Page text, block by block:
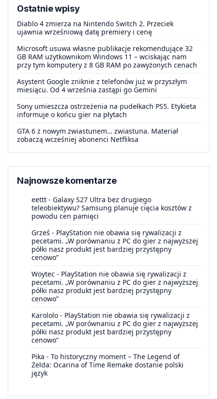
Ostatnie wpisy
Diablo 4 zmierza na Nintendo Switch 2. Przeciek
ujawnia wrześniową datę premiery i cenę
Microsoft usuwa własne publikacje rekomendujące 32
GB RAM użytkownikom Windows 11 – wciskając nam
przy tym komputery z 8 GB RAM po zawyżonych cenach
Asystent Google zniknie z telefonów już w przyszłym
miesiącu. Od 4 września zastąpi go Gemini
Sony umieszcza ostrzeżenia na pudełkach PS5. Etykieta
informuje o końcu gier na płytach
GTA 6 z nowym zwiastunem… zwiastuna. Materiał
zobaczą wcześniej abonenci Netfliksa
Najnowsze komentarze
eettt - Galaxy S27 Ultra bez drugiego
teleobiektywu? Samsung planuje cięcia kosztów z
powodu cen pamięci
Grześ - PlayStation nie obawia się rywalizacji z
pecetami. „W porównaniu z PC do gier z najwyższej
półki nasz produkt jest bardziej przystępny
cenowo”
Woytec - PlayStation nie obawia się rywalizacji z
pecetami. „W porównaniu z PC do gier z najwyższej
półki nasz produkt jest bardziej przystępny
cenowo”
Karololo - PlayStation nie obawia się rywalizacji z
pecetami. „W porównaniu z PC do gier z najwyższej
półki nasz produkt jest bardziej przystępny
cenowo”
Pika - To historyczny moment – The Legend of
Zelda: Ocarina of Time Remake dostanie polski
język